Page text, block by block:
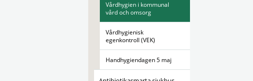
Vårdhygien i kommunal
vård och omsorg
Vårdhygienisk
egenkontroll (VEK)
Handhygiendagen 5 maj